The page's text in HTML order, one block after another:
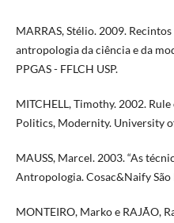
MARRAS, Stélio. 2009.
antropologia da ciência e da
PPGAS - FFLCH USP.
MITCHELL, Timothy. 2002.
Politics, Modernity. University
MAUSS, Marcel. 2003. “As
Antropologia. Cosac&Naify São
MONTEIRO, Marko e RAJÃO,